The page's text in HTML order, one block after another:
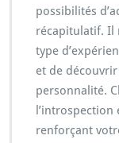
possibilités
récapitulatif. Il
type
et de
personnalité.
l’introspection
renforçant